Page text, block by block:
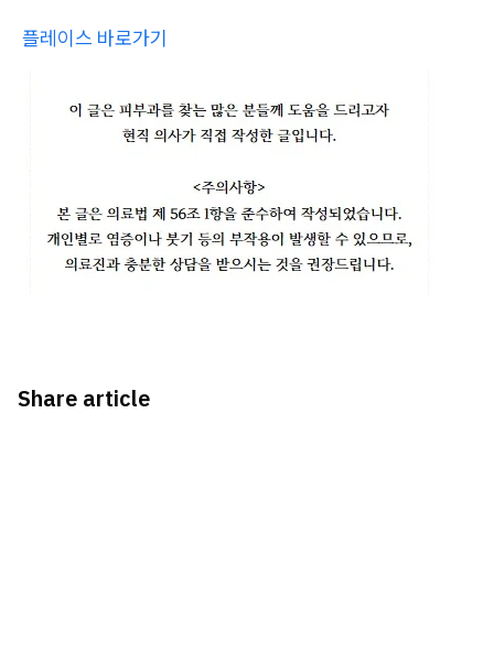
플레이스 바로가기
Share article